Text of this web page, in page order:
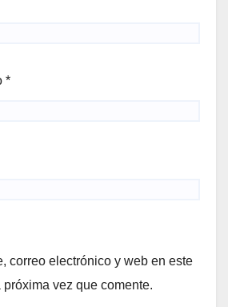
*
correo electrónico y web en este
vez que comente.